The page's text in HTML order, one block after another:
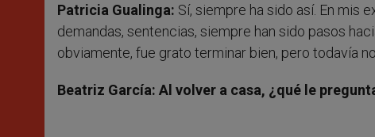
Patricia Gualinga: Sí, siempre ha sido así. En mis
demandas, sentencias, siempre han sido pasos
obviamente, fue grato terminar bien, pero todavía
Beatriz García: Al volver a casa, ¿qué le